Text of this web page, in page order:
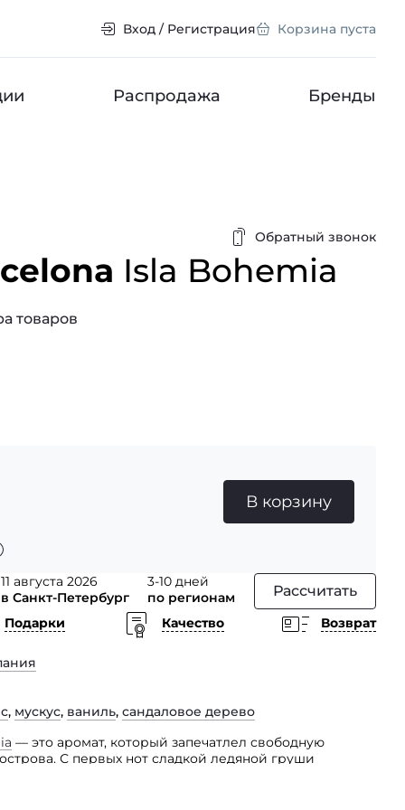
Вход / Регистрация Корзина пуста
Распродажа Бренды
Обратный звонок
Isla Bohemia
товаров
В корзину
11 августа 2026
в Санкт-Петербург
3-10 дней
по регионам
Рассчитать
Подарки Качество
Возврат
, мускус, ваниль, сандаловое дерево
— это аромат, который запечатлел свободную
С первых нот сладкой ледяной груши